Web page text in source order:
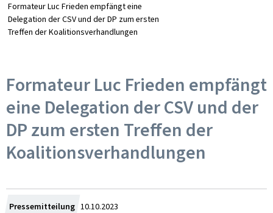
Formateur Luc Frieden empfängt eine
Delegation der CSV und der DP zum ersten
Treffen der Koalitionsverhandlungen
Formateur Luc Frieden empfängt
eine Delegation der CSV und der
DP zum ersten Treffen der
Koalitionsverhandlungen
Pressemitteilung Zum
10.10.2023